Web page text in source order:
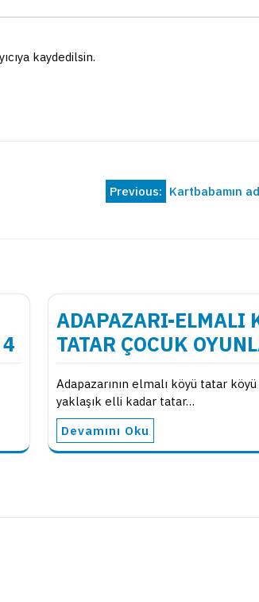
kaydedilsin.
Previous: Kartbabamın
ADAPAZARI-ELMALI
TATAR ÇOCUK
Adapazarının elmalı köyü tatar köyü
yaklaşık elli kadar tatar…
Devamını Oku